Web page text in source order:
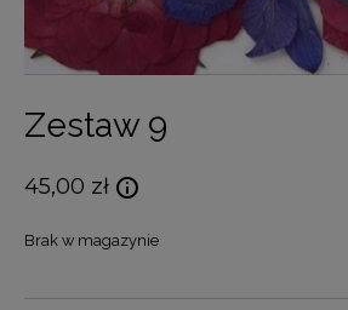
Zestaw 9
45,00 zł
Brak w magazynie